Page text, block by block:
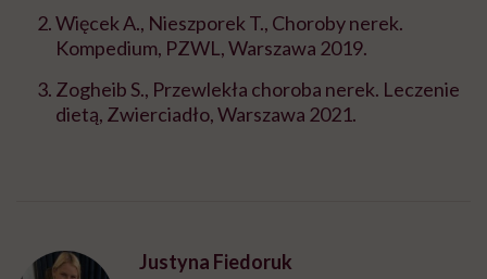
Więcek A., Nieszporek T., Choroby nerek.
Kompedium, PZWL, Warszawa 2019.
Zogheib S., Przewlekła choroba nerek. Leczenie
dietą, Zwierciadło, Warszawa 2021.
Justyna Fiedoruk